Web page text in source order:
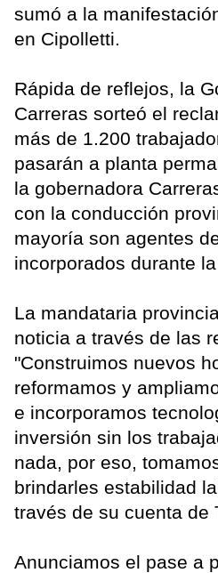
sumó a la
en Cipolletti.
Rápida de reflejos, la
Carreras sorteó el
más de 1.200
pasarán a planta
la gobernadora
con la conducción
mayoría son agentes
incorporados durante
La mandataria
noticia a través de las
"Construimos nuevos
reformamos y
e incorporamos
inversión sin los
nada, por eso,
brindarles estabilidad
través de su cuenta de
Anunciamos el pase a